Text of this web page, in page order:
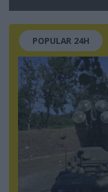
POPULAR 24H